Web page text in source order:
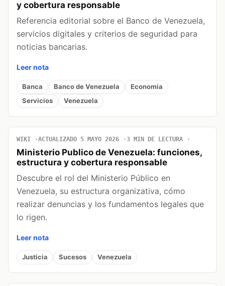
y cobertura responsable
Referencia editorial sobre el Banco de Venezuela,
servicios digitales y criterios de seguridad para
noticias bancarias.
Leer nota
Banca Banco de Venezuela
Economia
Servicios
Venezuela
WIKI ACTUALIZADO 5 MAYO 2026 3 MIN DE LECTURA
Ministerio Publico de Venezuela: funciones,
estructura y cobertura responsable
Descubre el rol del Ministerio Público en
Venezuela, su estructura organizativa, cómo
realizar denuncias y los fundamentos legales que
lo rigen.
Leer nota
Justicia Sucesos Venezuela